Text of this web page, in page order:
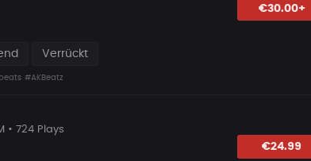
€30.00+
Verrückt
#AKBeatz
€24.99
• 724 Plays